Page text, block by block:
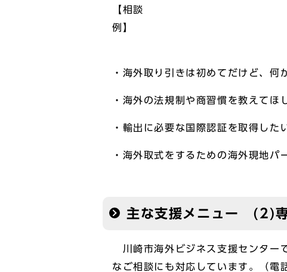
【相談
・海外取り引きは初めてだけど、何
・海外の法規制や商習慣を教えてほ
・輸出に必要な国際認証を取得した
・海外取式をするための海外現地パ
主な支援メニュー (2)
川崎市海外ビジネス支援センター
なご相談にも対応しています。（電